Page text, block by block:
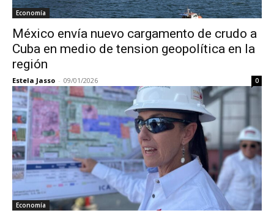
Economía
México envía nuevo cargamento de crudo a
Cuba en medio de tension geopolítica en la
región
Estela Jasso - 09/01/2026 0
Economía